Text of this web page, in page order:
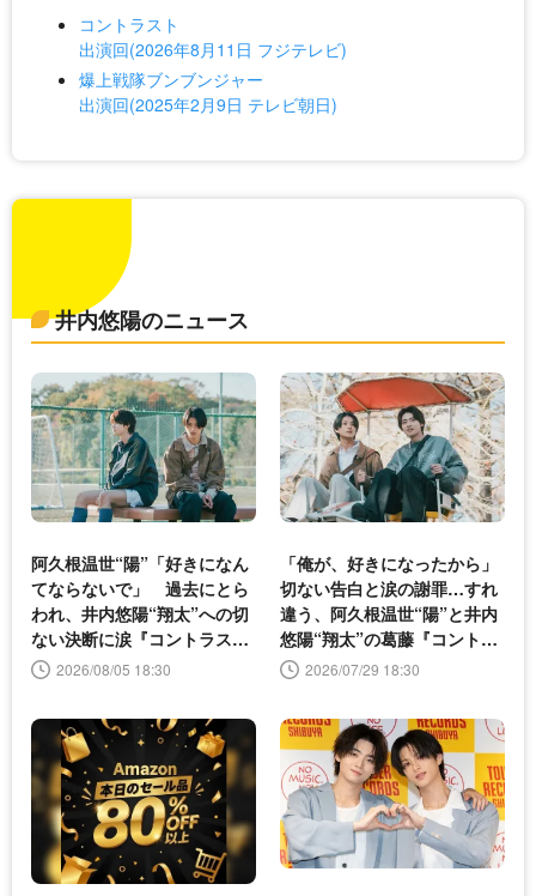
コントラスト
出演回(2026年8月11日 フジテレビ)
爆上戦隊ブンブンジャー
出演回(2025年2月9日 テレビ朝日)
井内悠陽のニュース
阿久根温世“陽”「好きになん
てならないで」 過去にとら
われ、井内悠陽“翔太”への切
ない決断に涙『コントラス
ト』第6話
2026/08/05 18:30
「俺が、好きになったから」
切ない告白と涙の謝罪…すれ
違う、阿久根温世“陽”と井内
悠陽“翔太”の葛藤『コントラ
スト』第5話
2026/07/29 18:30